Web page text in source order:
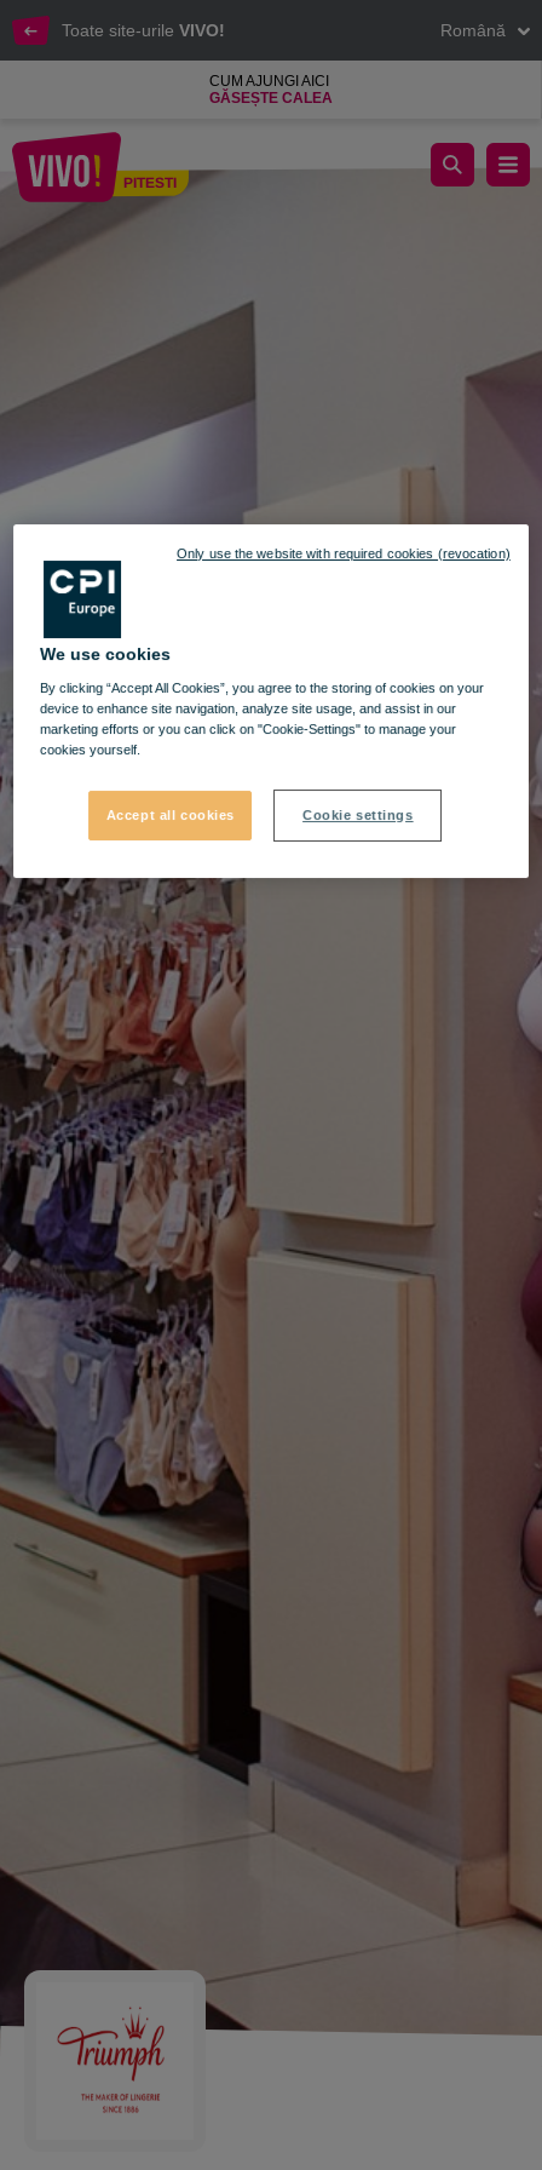
Toate site-urile VIVO! Română
CUM AJUNGI AICI
GĂSEȘTE CALEA
Pitesti
PITESTI
Triumph, magazin de lejerie intima de calitate
We use cookies
By clicking “Accept All Cookies”, you agree to the storing of cookies on your
device to enhance site navigation, analyze site usage, and assist in our
marketing efforts or you can click on "Cookie-Settings" to manage your
cookies yourself.
Accept all cookies Cookie settings
Only use the website with required cookies (revocation)